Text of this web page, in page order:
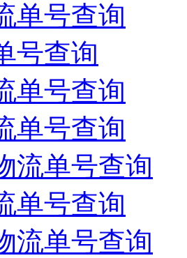
单号查询
号查询
单号查询
单号查询
流单号查询
单号查询
流单号查询